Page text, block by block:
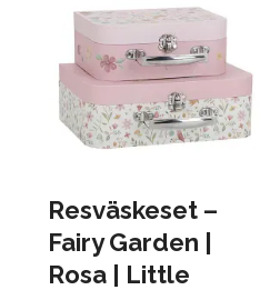
Resväskeset –
Fairy Garden |
Rosa | Little